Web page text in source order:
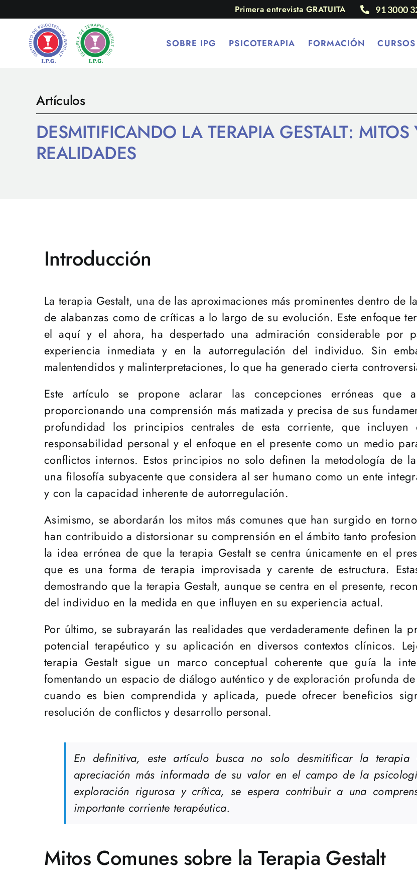
al
contenido
Primera entrevista GRATUITA 91 3000
SOBRE IPG PSICOTERAPIA FORMACIÓN
Artículos
DESMITIFICANDO LA TERAPIA GESTALT: MITOS
REALIDADES
Introducción
La terapia Gestalt, una de las aproximaciones más prominentes dentro de
de alabanzas como de críticas a lo largo de su evolución. Este enfoque
el aquí y el ahora, ha despertado una admiración considerable por
experiencia inmediata y en la autorregulación del individuo. Sin
malentendidos y malinterpretaciones, lo que ha generado cierta
Este artículo se propone aclarar las concepciones erróneas
proporcionando una comprensión más matizada y precisa de sus
profundidad los principios centrales de esta corriente, que
responsabilidad personal y el enfoque en el presente como un medio
conflictos internos. Estos principios no solo definen la metodología de
una filosofía subyacente que considera al ser humano como un ente
y con la capacidad inherente de autorregulación.
Asimismo, se abordarán los mitos más comunes que han surgido en
han contribuido a distorsionar su comprensión en el ámbito tanto
la idea errónea de que la terapia Gestalt se centra únicamente en el
que es una forma de terapia improvisada y carente de estructura.
demostrando que la terapia Gestalt, aunque se centra en el presente,
del individuo en la medida en que influyen en su experiencia actual.
Por último, se subrayarán las realidades que verdaderamente definen la
potencial terapéutico y su aplicación en diversos contextos clínicos.
terapia Gestalt sigue un marco conceptual coherente que guía la
fomentando un espacio de diálogo auténtico y de exploración profunda
cuando es bien comprendida y aplicada, puede ofrecer beneficios
resolución de conflictos y desarrollo personal.
En definitiva, este artículo busca no solo desmitificar la terapia
apreciación más informada de su valor en el campo de la
exploración rigurosa y crítica, se espera contribuir a una
importante corriente terapéutica.
Mitos Comunes sobre la Terapia Gestalt